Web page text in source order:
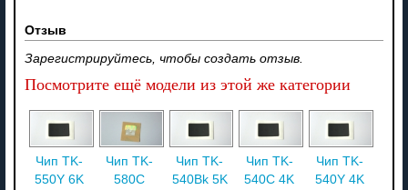
Отзыв
Зарегистрируйтесь, чтобы создать отзыв.
Посмотрите ещё модели из этой же категории
Чип TK-
550Y 6K
Чип TK-
580C
Чип TK-
540Bk 5K
Чип TK-
540C 4K
Чип TK-
540Y 4K